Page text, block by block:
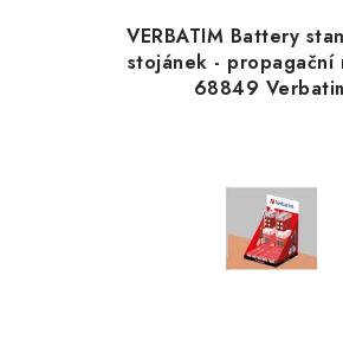
VERBATIM Battery
stojánek - propagační
68849